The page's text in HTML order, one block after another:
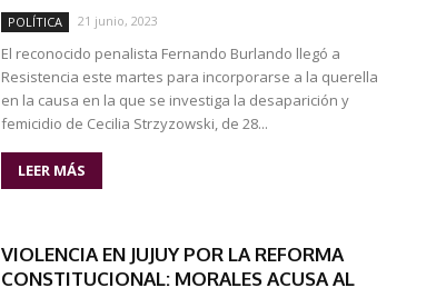
POLÍTICA 21 junio, 2023
El reconocido penalista Fernando Burlando llegó a
Resistencia este martes para incorporarse a la querella
en la causa en la que se investiga la desaparición y
femicidio de Cecilia Strzyzowski, de 28...
LEER MÁS
VIOLENCIA EN JUJUY POR LA REFORMA
CONSTITUCIONAL: MORALES ACUSA AL